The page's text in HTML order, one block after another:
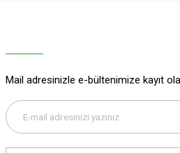
Bu ürüne benzer farklı alternatifler
Mail adresinizle e-bültenimize kayıt